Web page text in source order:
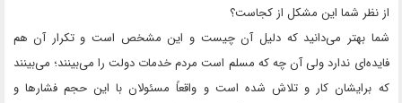
از نظر شما این مشکل از کجاست؟
شما بهتر می‌دانید که دلیل آن چیست و این مشخص است و تکرار آن هم
فایده‌ای ندارد ولی آن چه که مسلم است مردم خدمات دولت را می‌بینند؛ می‌بینند
که برایشان کار و تلاش شده است و واقعاً مسئولان با این حجم فشارها و